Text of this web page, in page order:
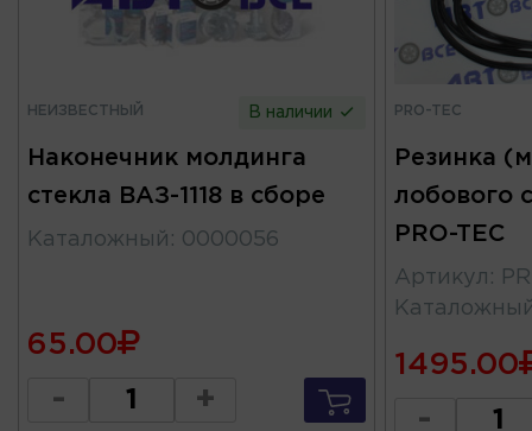
НЕИЗВЕСТНЫЙ В наличии
Наконечник молдинга
стекла ВАЗ-1118 в сборе
Каталожный : 0000056
65.00
- +
PRO-TEC
Резинка
лобового
PRO-TEC
Артикул :
1495.00
-